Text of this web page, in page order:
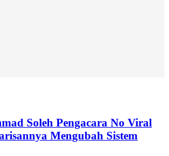
Soleh Pengacara No Viral
Mengubah Sistem